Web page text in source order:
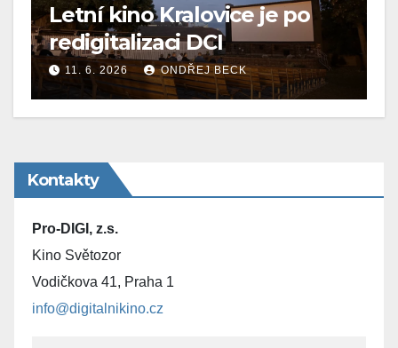
Letní kino Kralovice je po
redigitalizaci DCI
11. 6. 2026 ONDŘEJ BECK
Kontakty
Pro-DIGI, z.s.
Kino Světozor
Vodičkova 41, Praha 1
info@digitalnikino.cz